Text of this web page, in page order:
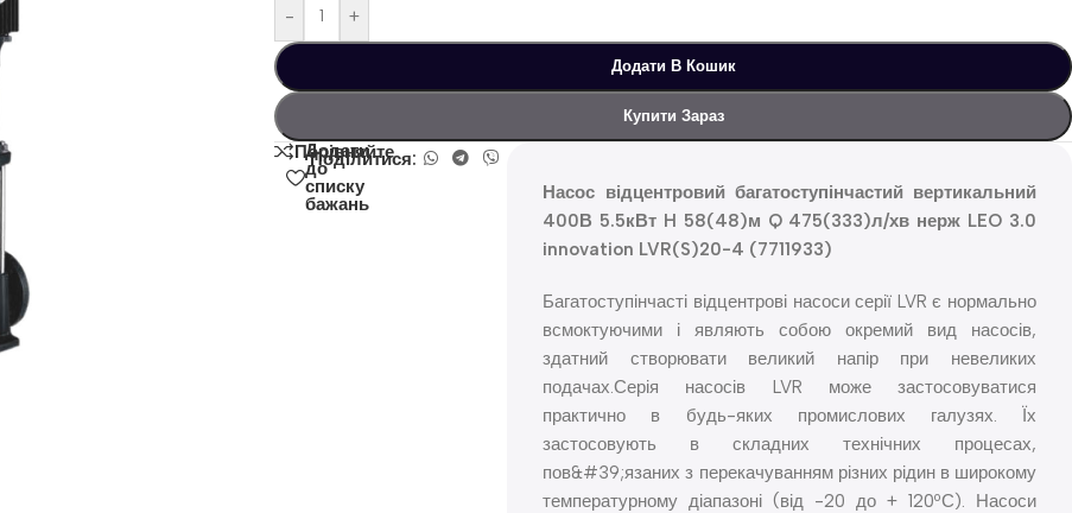
- +
Додати В Кошик
Купити Зараз
Порівняйте
Додати
до
списку
бажань
Поділитися:
Насос відцентровий багатоступінчастий вертикальний
400В 5.5кВт H 58(48)м Q 475(333)л/хв нерж LEO 3.0
innovation LVR(S)20-4 (7711933)
Багатоступінчасті відцентрові насоси серії LVR є нормально
всмоктуючими і являють собою окремий вид насосів,
здатний створювати великий напір при невеликих
подачах.Серія насосів LVR може застосовуватися
практично в будь-яких промислових галузях. Їх
застосовують в складних технічних процесах,
пов&#39;язаних з перекачуванням різних рідин в широкому
температурному діапазоні (від -20 до + 120ºС). Насоси